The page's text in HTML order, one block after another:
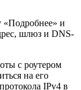
«Подробнее» и
шлюз и DNS-
с роутером
на его
IPv4 в